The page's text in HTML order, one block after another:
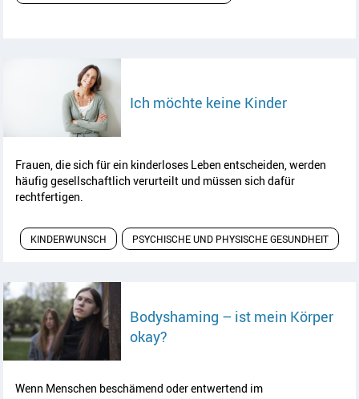
Ich möchte keine KinderArtikel
Frauen, die sich für ein kinderloses Leben entscheiden, werden
häufig gesellschaftlich verurteilt und müssen sich dafür
rechtfertigen.
KINDERWUNSCH PSYCHISCHE UND PHYSISCHE GESUNDHEIT
Bodyshaming – ist mein Körper
okay?Artikel lesen
Wenn Menschen beschämend oder entwertend im